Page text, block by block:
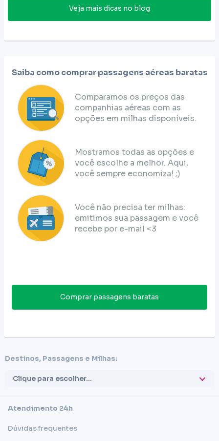
Veja mais dicas no blog
Saiba como comprar passagens aéreas baratas
Comparamos os preços das
companhias aéreas com as
opções em milhas disponíveis.
Mostramos todas as opções e
você escolhe a melhor. Aqui,
você sempre economiza! ;)
Você não precisa ter milhas:
emitimos sua passagem e você
recebe por e-mail <3
Comprar passagens baratas
Destinos, Passagens e Milhas:
Clique para escolher...
Atendimento 24h
Dúvidas frequentes